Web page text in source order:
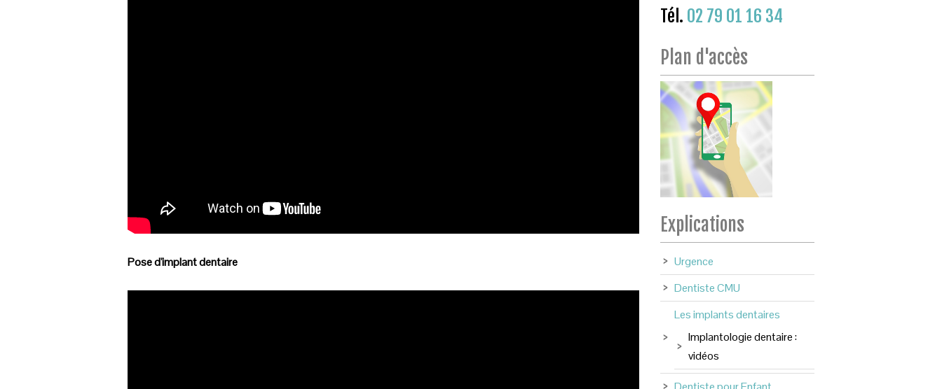
Pose d'implant dentaire
Tél. 02 79 01 16 34
Plan d'accès
Explications
Urgence
Dentiste CMU
Les implants dentaires
Implantologie dentaire :
vidéos